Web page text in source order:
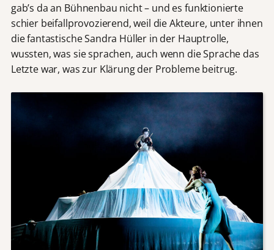
gab’s da an Bühnenbau nicht – und es funktionierte
schier beifallprovozierend, weil die Akteure, unter ihnen
die fantastische Sandra Hüller in der Hauptrolle,
wussten, was sie sprachen, auch wenn die Sprache das
Letzte war, was zur Klärung der Probleme beitrug.